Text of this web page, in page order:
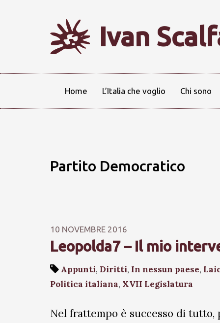
Ivan
Home L’Italia che voglio Chi sono
Partito Democratico
10 NOVEMBRE 2016
Leopolda7 – Il mio
Appunti, Diritti, In nessun paese,
Politica italiana, XVII Legislatura
Nel frattempo è successo di tutto,